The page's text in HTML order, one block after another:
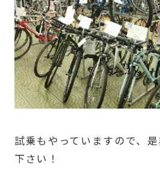
試乗もやっていますので、
下さい！